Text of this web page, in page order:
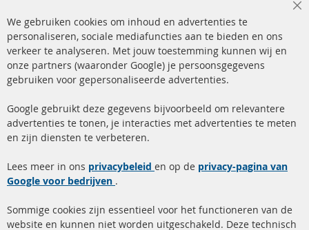
+49 (0) 4533 799 00 0
ma-do: 09-17 u, vr Fr 09-16 u
info@contra-automotive.de
facebook
instagram
Snelle links
Roetfilter reiniging
Katalysator (KAT)
Kundenservice
Verzendingskosten
We gebruiken cookies om inhoud en advertenties te
personaliseren, sociale mediafuncties aan te bieden en ons
verkeer te analyseren. Met jouw toestemming kunnen wij en
onze partners (waaronder Google) je persoonsgegevens
gebruiken voor gepersonaliseerde advertenties.
Google gebruikt deze gegevens bijvoorbeeld om relevantere
advertenties te tonen, je interacties met advertenties te meten
en zijn diensten te verbeteren.
Lees meer in ons privacybeleid en op de privacy-pagina van
Google voor bedrijven .
Sommige cookies zijn essentieel voor het functioneren van de
website en kunnen niet worden uitgeschakeld. Deze technisch